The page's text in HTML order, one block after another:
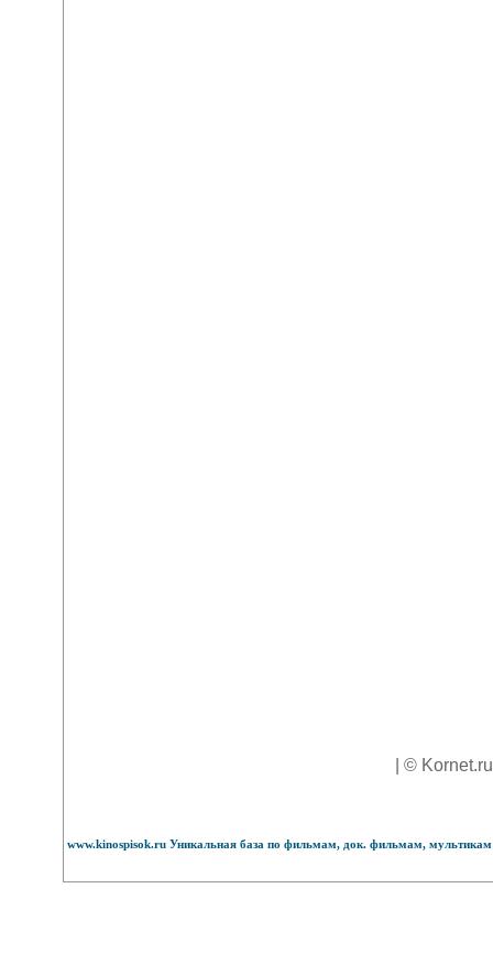
| ©
www.kinospisok.ru Уникальная база по фильмам, док. фильмам,